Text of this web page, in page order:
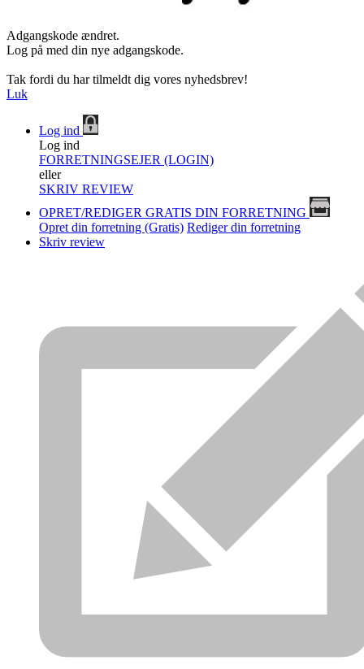
Adgangskode ændret.
Log på med din nye adgangskode.
Tak fordi du har tilmeldt dig vores nyhedsbrev!
Luk
Log ind
Log ind
FORRETNINGSEJER (LOGIN)
eller
SKRIV REVIEW
OPRET/REDIGER GRATIS DIN FORRETNING
Opret din forretning (Gratis) Rediger din forretning
Skriv review